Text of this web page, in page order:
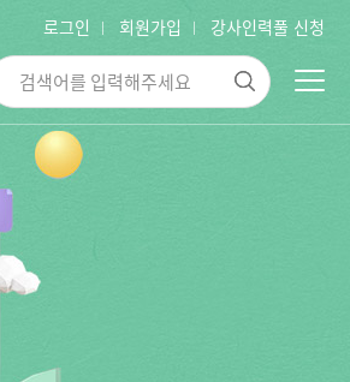
로그인 회원가입 강사인력풀 신청